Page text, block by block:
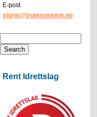
E-post
storm@tromsostorm.no
Rent Idrettslag